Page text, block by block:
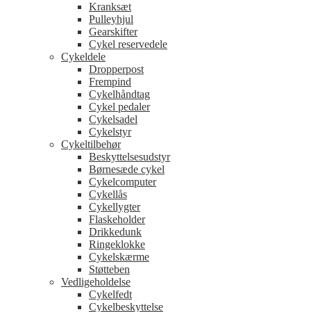
Kranksæt
Pulleyhjul
Gearskifter
Cykel reservedele
Cykeldele
Dropperpost
Frempind
Cykelhåndtag
Cykel pedaler
Cykelsadel
Cykelstyr
Cykeltilbehør
Beskyttelsesudstyr
Børnesæde cykel
Cykelcomputer
Cykellås
Cykellygter
Flaskeholder
Drikkedunk
Ringeklokke
Cykelskærme
Støtteben
Vedligeholdelse
Cykelfedt
Cykelbeskyttelse